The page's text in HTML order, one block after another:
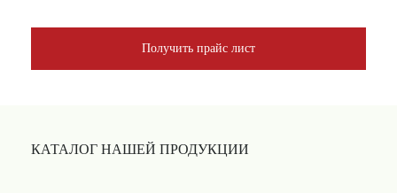
Получить прайс лист
КАТАЛОГ НАШЕЙ ПРОДУКЦИИ